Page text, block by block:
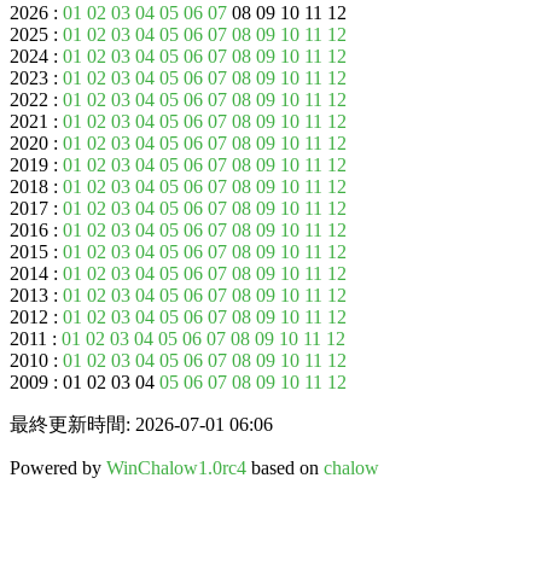
2026 : 01 02 03 04 05 06 07 08 09 10 11 12
2025 : 01 02 03 04 05 06 07 08 09 10 11 12
2024 : 01 02 03 04 05 06 07 08 09 10 11 12
2023 : 01 02 03 04 05 06 07 08 09 10 11 12
2022 : 01 02 03 04 05 06 07 08 09 10 11 12
2021 : 01 02 03 04 05 06 07 08 09 10 11 12
2020 : 01 02 03 04 05 06 07 08 09 10 11 12
2019 : 01 02 03 04 05 06 07 08 09 10 11 12
2018 : 01 02 03 04 05 06 07 08 09 10 11 12
2017 : 01 02 03 04 05 06 07 08 09 10 11 12
2016 : 01 02 03 04 05 06 07 08 09 10 11 12
2015 : 01 02 03 04 05 06 07 08 09 10 11 12
2014 : 01 02 03 04 05 06 07 08 09 10 11 12
2013 : 01 02 03 04 05 06 07 08 09 10 11 12
2012 : 01 02 03 04 05 06 07 08 09 10 11 12
2011 : 01 02 03 04 05 06 07 08 09 10 11 12
2010 : 01 02 03 04 05 06 07 08 09 10 11 12
2009 : 01 02 03 04 05 06 07 08 09 10 11 12
最終更新時間: 2026-07-01 06:06
Powered by WinChalow1.0rc4 based on chalow